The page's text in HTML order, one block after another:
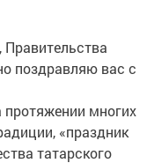
Правительства
поздравляю вас с
многих
«праздник
татарского